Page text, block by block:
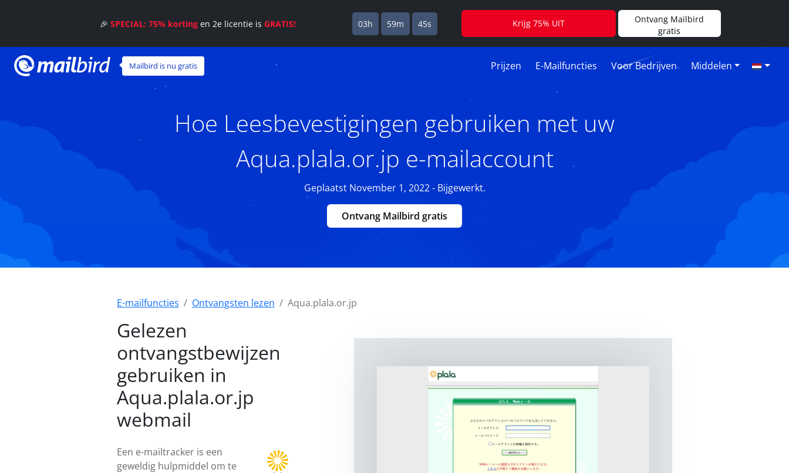
Mailbird is nu gratis Prijzen E-Mailfuncties Voor Bedrijven Middelen
Hoe Leesbevestigingen gebruiken met uw
Aqua.plala.or.jp e-mailaccount
Geplaatst November 1, 2022 - Bijgewerkt.
Ontvang Mailbird gratis
E-mailfuncties Ontvangsten lezen Aqua.plala.or.jp
Gelezen
ontvangstbewijzen
gebruiken in
Aqua.plala.or.jp
webmail
Een e-mailtracker is een
geweldig hulpmiddel om te
🎉SPECIAL: 75% korting en 2e licentie isGRATIS! 03h 59m 44s Krijg 75% UIT
Ontvang Mailbird
gratis